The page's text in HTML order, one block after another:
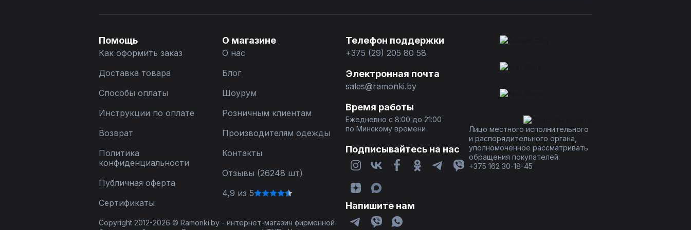
Помощь
Как оформить заказ
Доставка товара
Способы оплаты
Инструкции по оплате
Возврат
Политика
конфиденциальности
Публичная оферта
Сертификаты
О магазине
О нас
Блог
Шоурум
Розничным клиентам
Производителям одежды
Контакты
Отзывы (26248 шт)
4,9 из 5
Телефон поддержки
+375 (29) 205 80 58
Электронная почта
sales@ramonki.by
Время работы
Ежедневно с 8:00 до 21:00
по Минскому времени
Подписывайтесь на нас
Напишите нам
Лицо местного исполнительного
и распорядительного органа,
уполномоченное рассматривать
обращения покупателей:
+375 162 30-18-45
Copyright 2012-2026 © Ramonki.by - интернет-магазин фирменной